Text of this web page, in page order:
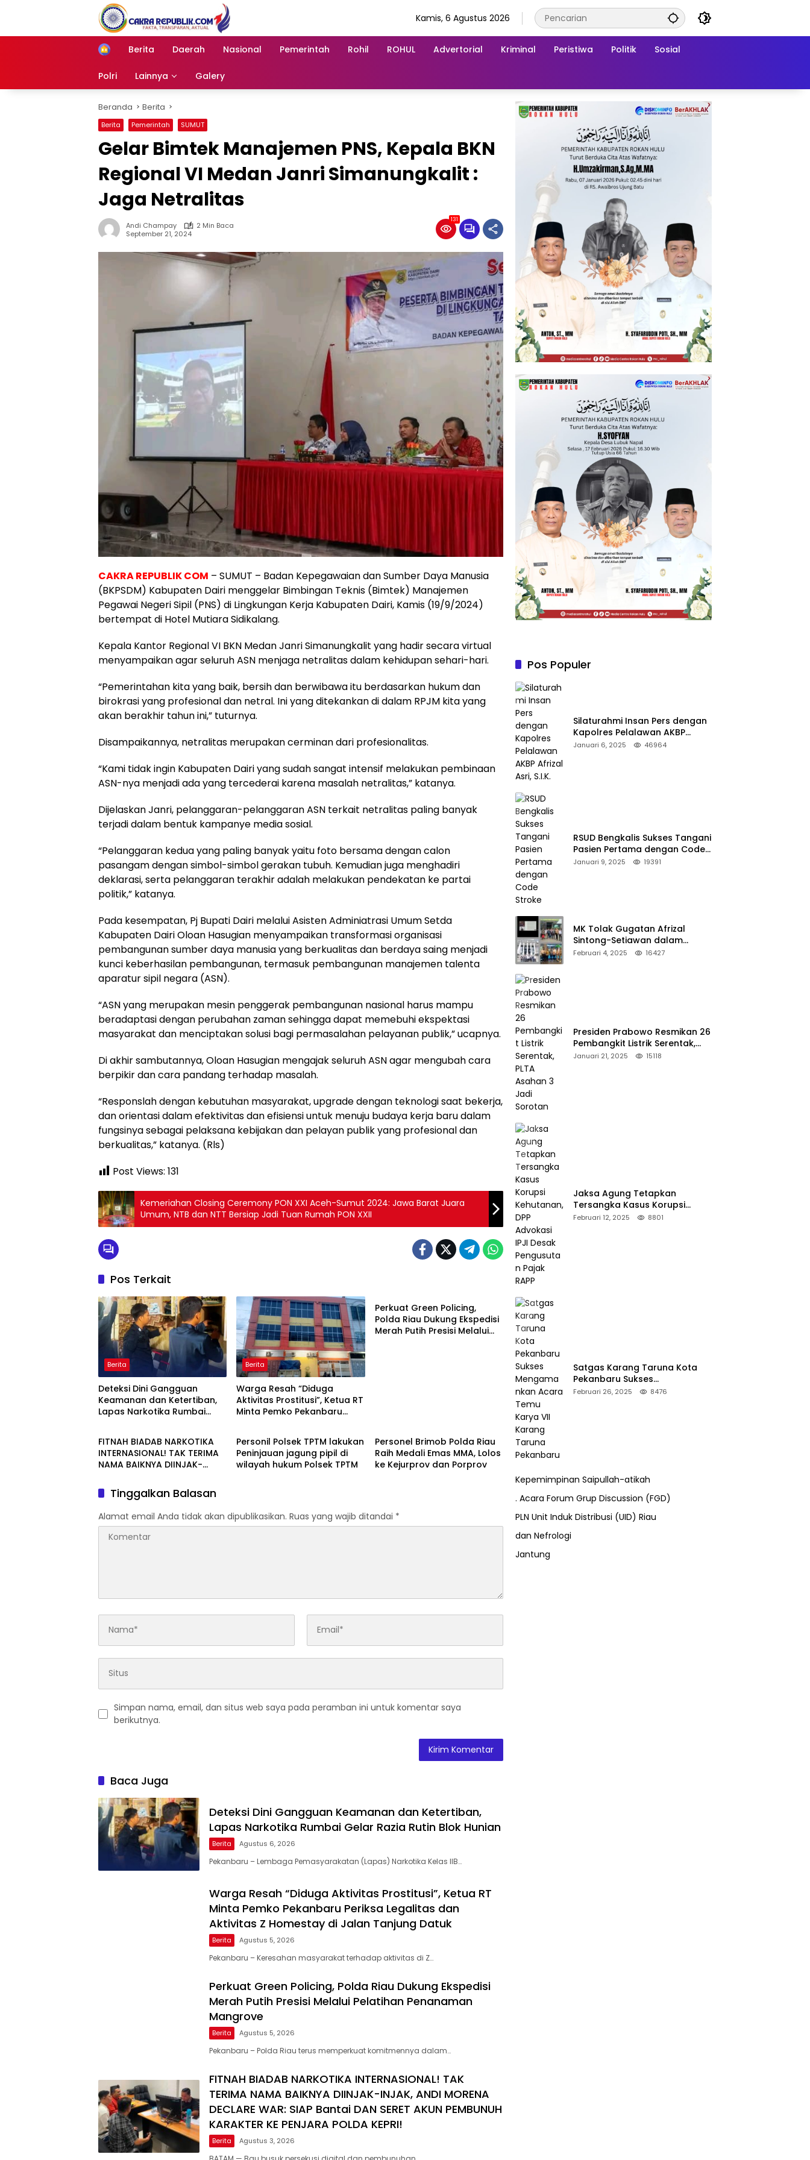
Kamis, 6 Agustus 2026
Berita Daerah Nasional Pemerintah Rohil ROHUL Advertorial Kriminal Peristiwa Politik Sosial
Polri Lainnya Galery
Beranda Berita
Berita Pemerintah SUMUT
Gelar Bimtek Manajemen PNS, Kepala BKN
Regional VI Medan Janri Simanungkalit :
Jaga Netralitas
Andi Champay
2 Min Baca
September 21, 2024
131
CAKRA REPUBLIK COM – SUMUT – Badan Kepegawaian dan Sumber Daya Manusia
(BKPSDM) Kabupaten Dairi menggelar Bimbingan Teknis (Bimtek) Manajemen
Pegawai Negeri Sipil (PNS) di Lingkungan Kerja Kabupaten Dairi, Kamis (19/9/2024)
bertempat di Hotel Mutiara Sidikalang.
Kepala Kantor Regional VI BKN Medan Janri Simanungkalit yang hadir secara virtual
menyampaikan agar seluruh ASN menjaga netralitas dalam kehidupan sehari-hari.
“Pemerintahan kita yang baik, bersih dan berwibawa itu berdasarkan hukum dan
birokrasi yang profesional dan netral. Ini yang ditekankan di dalam RPJM kita yang
akan berakhir tahun ini,” tuturnya.
Disampaikannya, netralitas merupakan cerminan dari profesionalitas.
“Kami tidak ingin Kabupaten Dairi yang sudah sangat intensif melakukan pembinaan
ASN-nya menjadi ada yang tercederai karena masalah netralitas,” katanya.
Dijelaskan Janri, pelanggaran-pelanggaran ASN terkait netralitas paling banyak
terjadi dalam bentuk kampanye media sosial.
“Pelanggaran kedua yang paling banyak yaitu foto bersama dengan calon
pasangam dengan simbol-simbol gerakan tubuh. Kemudian juga menghadiri
deklarasi, serta pelanggaran terakhir adalah melakukan pendekatan ke partai
politik,” katanya.
Pada kesempatan, Pj Bupati Dairi melalui Asisten Adminiatrasi Umum Setda
Kabupaten Dairi Oloan Hasugian menyampaikan transformasi organisasi
pembangunan sumber daya manusia yang berkualitas dan berdaya saing menjadi
kunci keberhasilan pembangunan, termasuk pembangunan manajemen talenta
aparatur sipil negara (ASN).
“ASN yang merupakan mesin penggerak pembangunan nasional harus mampu
beradaptasi dengan perubahan zaman sehingga dapat memebuhi ekspektasi
masyarakat dan menciptakan solusi bagi permasalahan pelayanan publik,” ucapnya.
Di akhir sambutannya, Oloan Hasugian mengajak seluruh ASN agar mengubah cara
berpikir dan cara pandang terhadap masalah.
“Responslah dengan kebutuhan masyarakat, upgrade dengan teknologi saat bekerja,
dan orientasi dalam efektivitas dan efisiensi untuk menuju budaya kerja baru dalam
fungsinya sebagai pelaksana kebijakan dan pelayan publik yang profesional dan
berkualitas,” katanya. (Rls)
Post Views: 131
Kemeriahan Closing Ceremony PON XXI Aceh-Sumut 2024: Jawa Barat Juara
Umum, NTB dan NTT Bersiap Jadi Tuan Rumah PON XXII
Pos Terkait
Berita
Deteksi Dini Gangguan
Keamanan dan Ketertiban,
Lapas Narkotika Rumbai
Berita
Warga Resah “Diduga
Aktivitas Prostitusi”, Ketua RT
Minta Pemko Pekanbaru
Jalan Tanjung Datuk
Perkuat Green Policing,
Polda Riau Dukung Ekspedisi
Merah Putih Presisi Melalui
Berita
FITNAH BIADAB NARKOTIKA
INTERNASIONAL! TAK TERIMA
NAMA BAIKNYA DIINJAK-
WAR: SIAP Bantai DAN SERET
AKUN PEMBUNUH KARAKTER
KE PENJARA POLDA KEPRI!
Berita
Personil Polsek TPTM lakukan
Peninjauan jagung pipil di
wilayah hukum Polsek TPTM
Personel Brimob Polda Riau
Raih Medali Emas MMA, Lolos
ke Kejurprov dan Porprov
Tinggalkan Balasan
Alamat email Anda tidak akan dipublikasikan. Ruas yang wajib ditandai *
Simpan nama, email, dan situs web saya pada peramban ini untuk komentar saya
berikutnya.
Baca Juga
Deteksi Dini Gangguan Keamanan dan Ketertiban,
Lapas Narkotika Rumbai Gelar Razia Rutin Blok Hunian
Berita Agustus 6, 2026
Pekanbaru – Lembaga Pemasyarakatan (Lapas) Narkotika Kelas IIB…
Warga Resah “Diduga Aktivitas Prostitusi”, Ketua RT
Minta Pemko Pekanbaru Periksa Legalitas dan
Aktivitas Z Homestay di Jalan Tanjung Datuk
Berita Agustus 5, 2026
Pekanbaru – Keresahan masyarakat terhadap aktivitas di Z…
Perkuat Green Policing, Polda Riau Dukung Ekspedisi
Merah Putih Presisi Melalui Pelatihan Penanaman
Mangrove
Berita Agustus 5, 2026
Pekanbaru – Polda Riau terus memperkuat komitmennya dalam…
FITNAH BIADAB NARKOTIKA INTERNASIONAL! TAK
TERIMA NAMA BAIKNYA DIINJAK-INJAK, ANDI MORENA
DECLARE WAR: SIAP Bantai DAN SERET AKUN PEMBUNUH
KARAKTER KE PENJARA POLDA KEPRI!
Berita Agustus 3, 2026
Pos Populer
Silaturahmi Insan Pers dengan
Kapolres Pelalawan AKBP
Afrizal Asri, S.I.K.
Januari 6, 2025 46964
RSUD Bengkalis Sukses Tangani
Pasien Pertama dengan Code
Stroke
Januari 9, 2025 19391
MK Tolak Gugatan Afrizal
Sintong-Setiawan dalam
Sengketa Pilkada Rokan Hilir
Februari 4, 2025 16427
Presiden Prabowo Resmikan 26
Pembangkit Listrik Serentak,
PLTA Asahan 3 Jadi Sorotan
Januari 21, 2025 15118
Jaksa Agung Tetapkan
Tersangka Kasus Korupsi
Kehutanan, DPP Advokasi IPJI
Februari 12, 2025 8801
Satgas Karang Taruna Kota
Pekanbaru Sukses
Mengamankan Acara Temu
Februari 26, 2025 8476
Kepemimpinan Saipullah-atikah
. Acara Forum Grup Discussion (FGD)
PLN Unit Induk Distribusi (UID) Riau
dan Nefrologi
Jantung